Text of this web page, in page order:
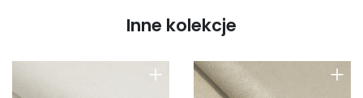
Inne kolekcje
+ +